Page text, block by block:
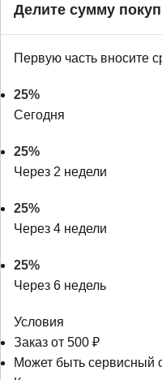
Делите сумму
Первую часть вносите
25%
Сегодня
25%
Через 2 недели
25%
Через 4 недели
25%
Через 6 недель
Условия
Заказ от 500 ₽
Может быть сервисный